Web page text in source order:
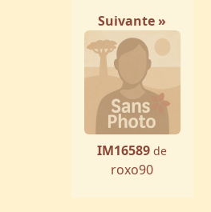
Suivante »
IM16589 de
roxo90